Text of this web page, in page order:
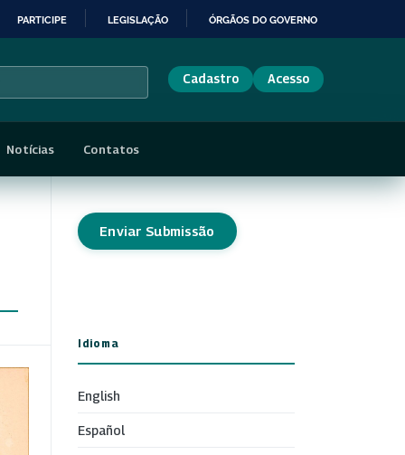
PARTICIPE LEGISLAÇÃO ÓRGÃOS DO GOVERNO
Cadastro Acesso
Notícias Contatos
Enviar Submissão
Idioma
English
Español